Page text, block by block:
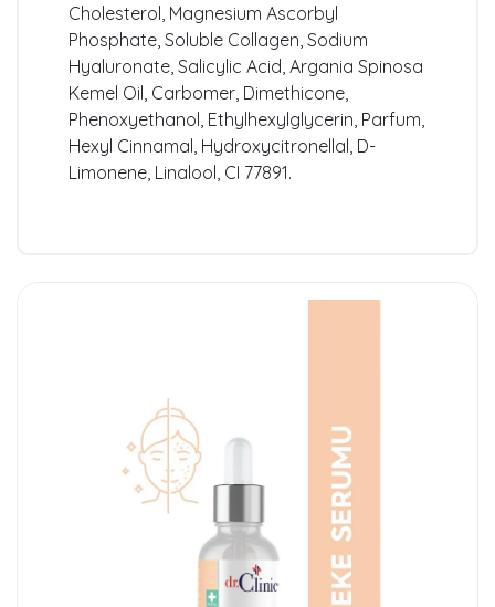
Cholesterol, Magnesium Ascorbyl
Phosphate, Soluble Collagen, Sodium
Hyaluronate, Salicylic Acid, Argania Spinosa
Kemel Oil, Carbomer, Dimethicone,
Phenoxyethanol, Ethylhexylglycerin, Parfum,
Hexyl Cinnamal, Hydroxycitronellal, D-
Limonene, Linalool, CI 77891.